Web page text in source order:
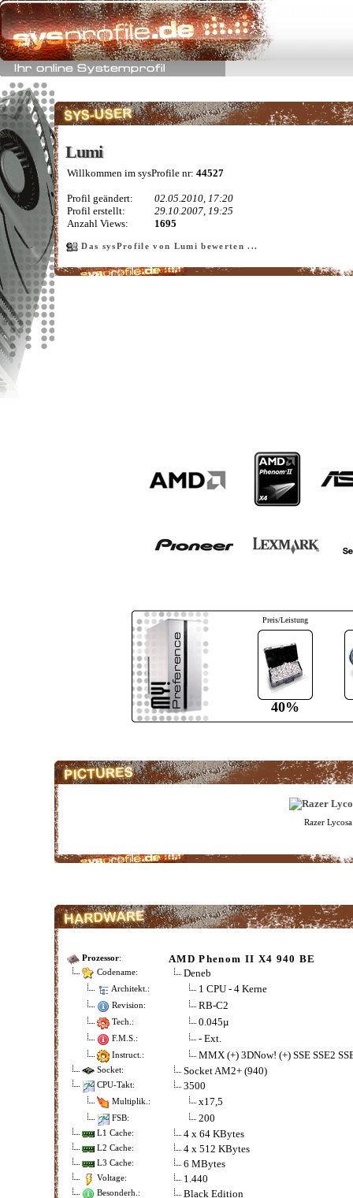
Lumi
Lumi
Willkommen im sysProfile nr: 44527
Profil geändert:
02.05.2010, 17:20
Profil erstellt:
29.10.2007, 19:25
Anzahl Views:
1695
Das sysProfile von Lumi bewerten ...
Preis/Leistung
40%
Razer
Prozessor: AMD Phenom II X4 940 BE
Codename: Deneb
Architekt.: 1 CPU - 4 Kerne
Revision: RB-C2
Tech.: 0.045µ
F.M.S.: - Ext.
Instruct.: MMX (+) 3DNow! (+) SSE SSE2
Socket: Socket AM2+ (940)
CPU-Takt: 3500
Multiplik.: x17,5
FSB: 200
L1 Cache: 4 x 64 KBytes
L2 Cache: 4 x 512 KBytes
L3 Cache: 6 MBytes
Voltage: 1.440
Besonderh.: Black Edition